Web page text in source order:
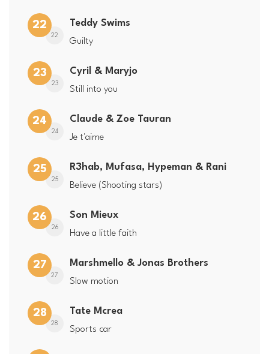
22
22
Teddy Swims
Guilty
23
23
Cyril & Maryjo
Still into you
24
24
Claude & Zoe Tauran
Je t'aime
25
25
R3hab, Mufasa, Hypeman & Rani
Believe (Shooting stars)
26
26
Son Mieux
Have a little faith
27
27
Marshmello & Jonas Brothers
Slow motion
28
28
Tate Mcrea
Sports car